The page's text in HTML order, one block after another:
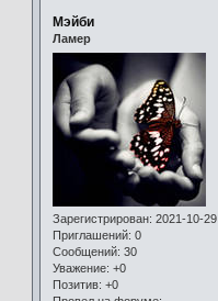
Мэйби
Ламер
Зарегистрирован: 2021-10-29
Приглашений: 0
Сообщений: 30
Уважение: +0
Позитив: +0